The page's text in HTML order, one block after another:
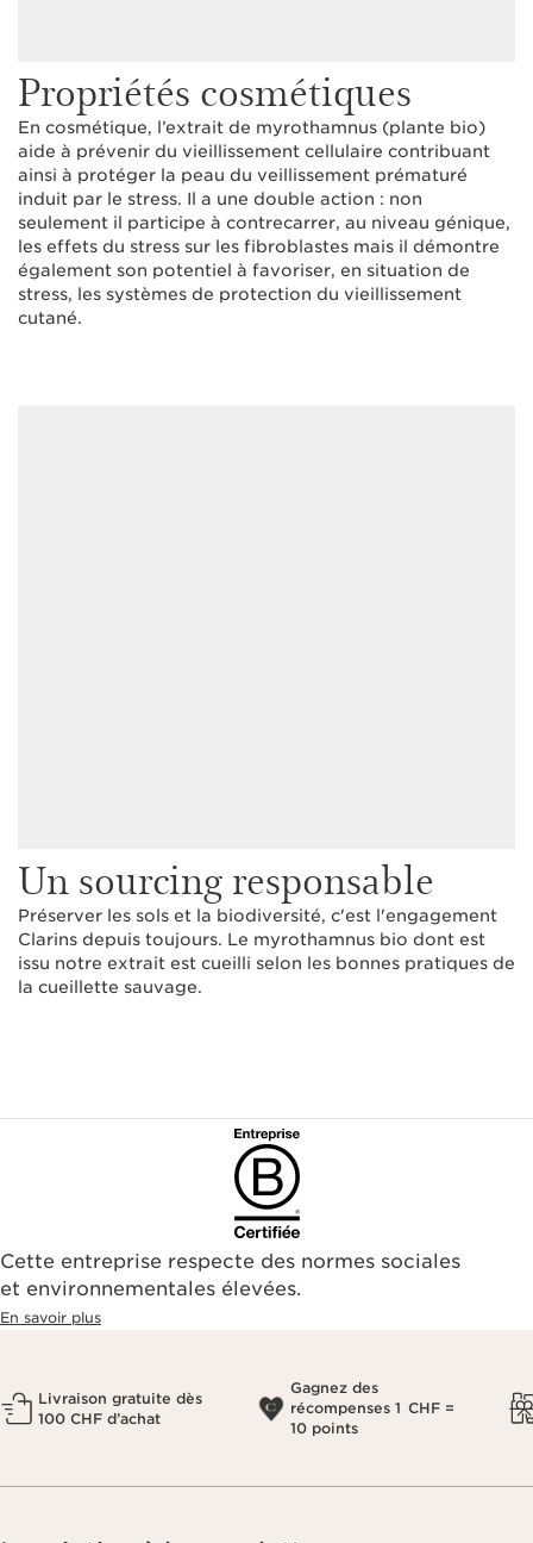
Propriétés cosmétiques
En cosmétique, l’extrait de myrothamnus (plante bio)
aide à prévenir du vieillissement cellulaire contribuant
ainsi à protéger la peau du veillissement prématuré
induit par le stress. Il a une double action : non
seulement il participe à contrecarrer, au niveau génique,
les effets du stress sur les fibroblastes mais il démontre
également son potentiel à favoriser, en situation de
stress, les systèmes de protection du vieillissement
cutané.
Un sourcing responsable
Préserver les sols et la biodiversité, c'est l'engagement
Clarins depuis toujours. Le myrothamnus bio dont est
issu notre extrait est cueilli selon les bonnes pratiques de
la cueillette sauvage.
Cette entreprise respecte des normes sociales
et environnementales élevées.
En savoir plus
Livraison gratuite dès
100 CHF d’achat
Gagnez des
récompenses 1 CHF =
10 points